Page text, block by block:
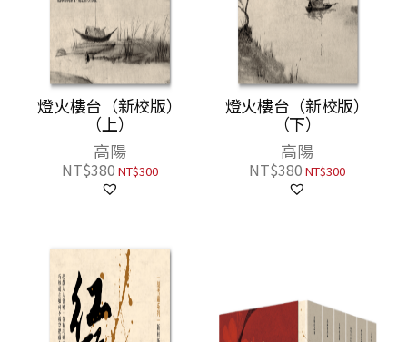
燈火樓台（新校版）
（上）
高陽
NT$380NT$300
燈火樓台（新校版）
（下）
高陽
NT$380NT$300